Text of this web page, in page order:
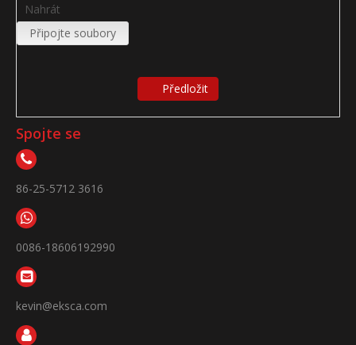
Nahrát
Připojte soubory
Předložit
Spojte se
86-25-5712 3616
0086-18606192990
kevin@eksca.com